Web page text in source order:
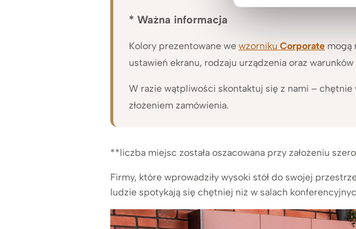
* Ważna informacja
Kolory prezentowane we wzorniku Corporate mogą
ustawień ekranu, rodzaju urządzenia oraz
W razie wątpliwości skontaktuj się z nami –
złożeniem zamówienia.
**liczba miejsc została oszacowana przy założeniu
Firmy, które wprowadziły wysoki stół do swojej
ludzie spotykają się chętniej niż w salach